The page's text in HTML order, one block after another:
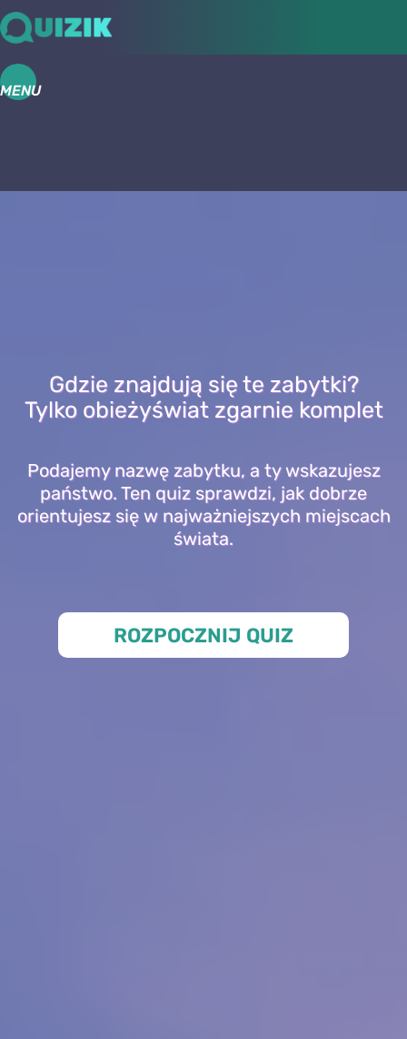
MENU
Gdzie znajdują się te zabytki?
Tylko obieżyświat zgarnie komplet
Podajemy nazwę zabytku, a ty wskazujesz
państwo. Ten quiz sprawdzi, jak dobrze
orientujesz się w najważniejszych miejscach
świata.
ROZPOCZNIJ QUIZ